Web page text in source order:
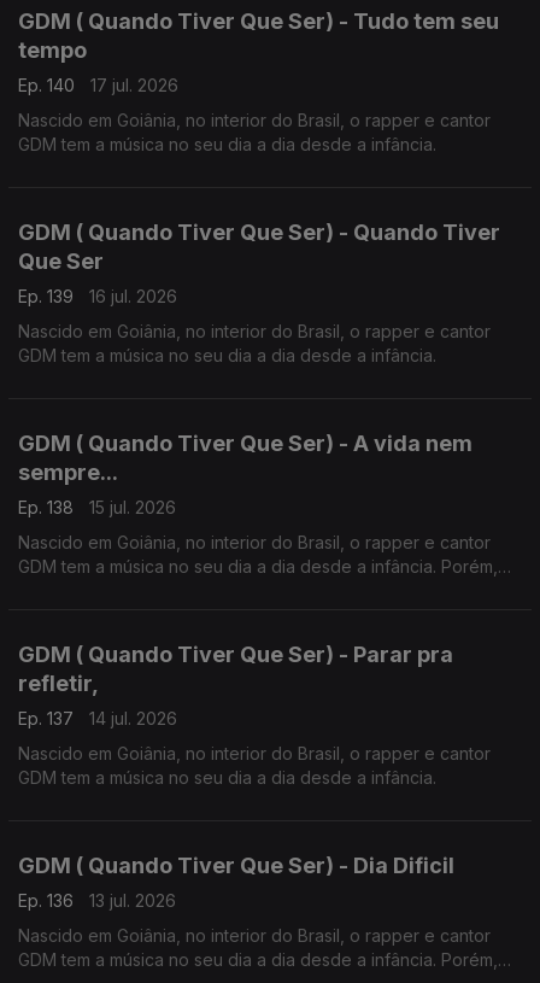
GDM ( Quando Tiver Que Ser) - Tudo tem seu
tempo
Ep. 140
17 jul. 2026
Nascido em Goiânia, no interior do Brasil, o rapper e cantor
GDM tem a música no seu dia a dia desde a infância.
GDM ( Quando Tiver Que Ser) - Quando Tiver
Que Ser
Ep. 139
16 jul. 2026
Nascido em Goiânia, no interior do Brasil, o rapper e cantor
GDM tem a música no seu dia a dia desde a infância.
GDM ( Quando Tiver Que Ser) - A vida nem
sempre...
Ep. 138
15 jul. 2026
Nascido em Goiânia, no interior do Brasil, o rapper e cantor
GDM tem a música no seu dia a dia desde a infância. Porém,
GDM ( Quando Tiver Que Ser) - Parar pra
refletir,
Ep. 137
14 jul. 2026
Nascido em Goiânia, no interior do Brasil, o rapper e cantor
GDM tem a música no seu dia a dia desde a infância.
GDM ( Quando Tiver Que Ser) - Dia Dificil
Ep. 136
13 jul. 2026
Nascido em Goiânia, no interior do Brasil, o rapper e cantor
GDM tem a música no seu dia a dia desde a infância. Porém,